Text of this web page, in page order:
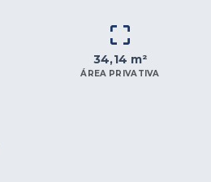
34,14 m²
ÁREA PRIVATIVA